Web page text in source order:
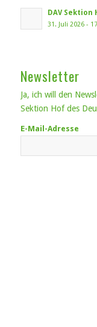
DAV
31. Juli 2026 -
Newsletter
Ja, ich will den
Sektion Hof des
E-Mail-Adresse